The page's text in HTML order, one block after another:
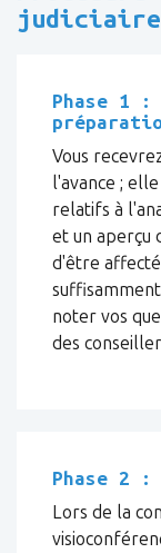
judiciaire
Phase 1
Vous
l'avance ;
relatifs à
et un aperçu
d'être
noter vos
des
Phase 2 :
Lors de la